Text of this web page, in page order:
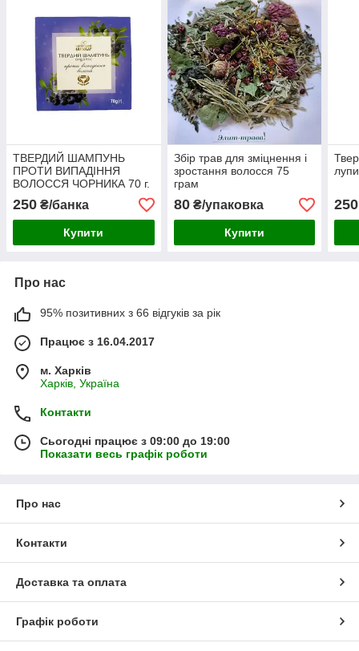
ТВЕРДИЙ ШАМПУНЬ
ПРОТИ ВИПАДІННЯ
ВОЛОССЯ ЧОРНИКА 70 г.
250 ₴/банка
Купити
Збір трав для зміцнення і
зростання волосся 75
грам
80₴/упаковка
Купити
250
Про нас
95% позитивних з 66 відгуків за рік
Працює з 16.04.2017
м. Харків
Харків, Україна
Контакти
Сьогодні працює з 09:00 до 19:00
Показати весь графік роботи
Про нас
Контакти
Доставка та оплата
Графік роботи